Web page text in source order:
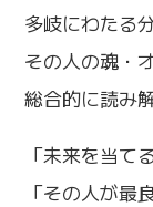
多岐にわたる
その人の魂・
総合的に読み
「未来を当て
「その人が最